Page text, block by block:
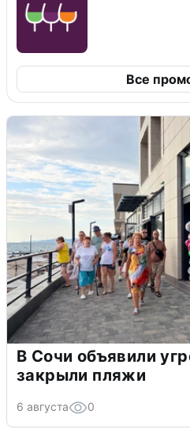
Все
В Сочи объявили
закрыли пляжи
6 августа 0